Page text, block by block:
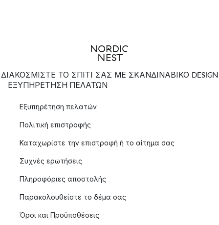
ΔΙΑΚΟΣΜΙΣΤΕ ΤΟ ΣΠΙΤΙ ΣΑΣ ΜΕ ΣΚΑΝΔΙΝΑΒΙΚΟ DESIGN
ΕΞΥΠΗΡΈΤΗΣΗ ΠΕΛΑΤΏΝ
Εξυπηρέτηση πελατών
Πολιτική επιστροφής
Καταχωρίστε την επιστροφή ή το αίτημα σας
Συχνές ερωτήσεις
Πληροφόριες αποστολής
Παρακολουθείστε το δέμα σας
Όροι και Προϋποθέσεις